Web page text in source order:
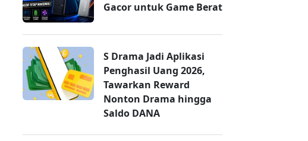
Gacor untuk Game Berat
S Drama Jadi Aplikasi
Penghasil Uang 2026,
Tawarkan Reward
Nonton Drama hingga
Saldo DANA